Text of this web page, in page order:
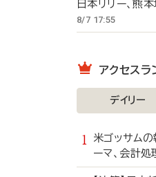
日本リリー、
8/7 17:55
アクセスラ
デイリー
米ゴッサム
ーマ、会計